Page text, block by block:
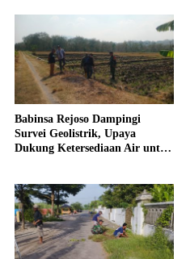
Babinsa Rejoso Dampingi
Survei Geolistrik, Upaya
Dukung Ketersediaan Air untuk